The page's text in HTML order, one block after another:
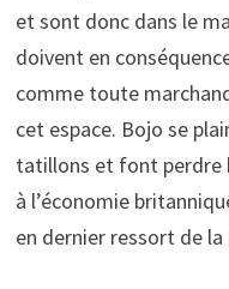
et sont donc dans le
doivent en
comme toute
cet espace. Bojo se
tatillons et font perdre
à l’économie
en dernier ressort de